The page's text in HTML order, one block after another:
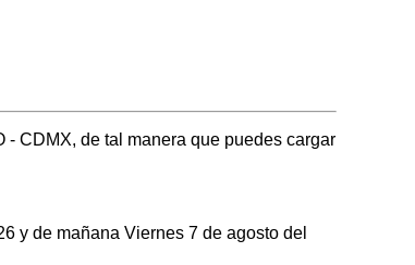
CDMX, de tal manera que puedes cargar
y de mañana Viernes 7 de agosto del